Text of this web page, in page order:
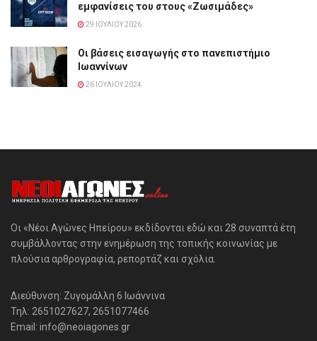
εμφανίσεις του στους «Ζωσιμάδες»
29 ΙΟΥΛΊΟΥ 2026
Οι βάσεις εισαγωγής στο πανεπιστήμιο
Ιωαννίνων
26 ΙΟΥΛΊΟΥ 2024
Οι «Νέοι Αγώνες Ηπείρου» εκδίδονται εδώ και 28 συναπτά έτη
συμβάλλοντας στην ενημέρωση της τοπικής κοινωνίας με
πλούσια αρθρογραφία, ρεπορτάζ και σχόλια.
Διεύθυνση: Ζυγομάλλη 6 Ιωάννινα
Τηλ: 2651027627, 2651077466
Email: info@neoiagones.gr